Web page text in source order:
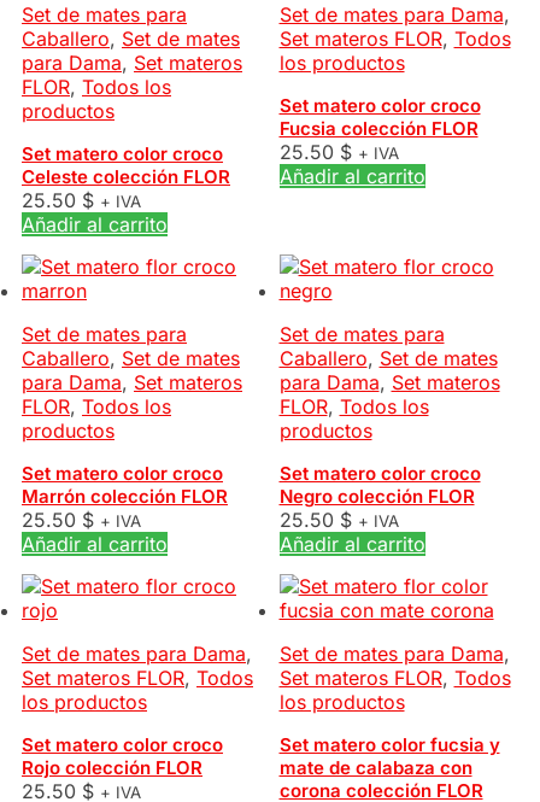
Set de mates para
Caballero, Set de mates
para Dama, Set materos
FLOR, Todos los
productos
Set matero color croco
Celeste colección FLOR
25.50 $ + IVA
Añadir al carrito
Set de mates para Dama,
Set materos FLOR, Todos
los productos
Set matero color croco
Fucsia colección FLOR
25.50 $ + IVA
Añadir al carrito
Set de mates para
Caballero, Set de mates
para Dama, Set materos
FLOR, Todos los
productos
Set matero color croco
Marrón colección FLOR
25.50 $ + IVA
Añadir al carrito
Set de mates para
Caballero, Set de mates
para Dama, Set materos
FLOR, Todos los
productos
Set matero color croco
Negro colección FLOR
25.50 $ + IVA
Añadir al carrito
Set de mates para Dama,
Set materos FLOR, Todos
los productos
Set matero color croco
Rojo colección FLOR
25.50 $ + IVA
Set de mates para Dama,
Set materos FLOR, Todos
los productos
Set matero color fucsia y
mate de calabaza con
corona colección FLOR